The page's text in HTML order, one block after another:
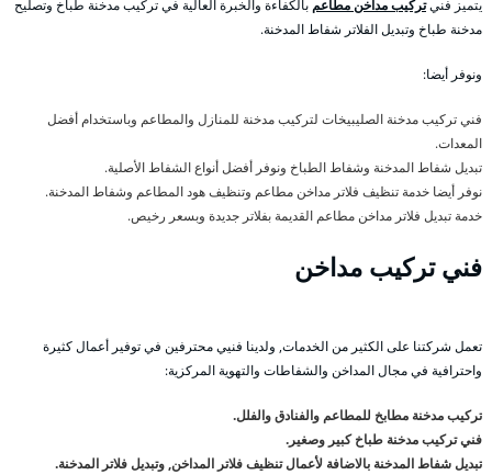
يتميز فنيتركيب مداخن مطاعم بالكفاءة والخبرة العالية في تركيب مدخنة طباخ وتصليح
مدخنة طباخ وتبديل الفلاتر شفاط المدخنة.
ونوفر أيضا:
فني تركيب مدخنة الصليبيخات لتركيب مدخنة للمنازل والمطاعم وباستخدام أفضل
المعدات.
تبديل شفاط المدخنة وشفاط الطباخ ونوفر أفضل أنواع الشفاط الأصلية.
نوفر أيضا خدمة تنظيف فلاتر مداخن مطاعم وتنظيف هود المطاعم وشفاط المدخنة.
خدمة تبديل فلاتر مداخن مطاعم القديمة بفلاتر جديدة وبسعر رخيص.
فني تركيب مداخن
تعمل شركتنا على الكثير من الخدمات, ولدينا فنيي محترفين في توفير أعمال كثيرة
واحترافية في مجال المداخن والشفاطات والتهوية المركزية:
تركيب مدخنة مطابخ للمطاعم والفنادق والفلل.
فني تركيب مدخنة طباخ كبير وصغير.
تبديل شفاط المدخنة بالاضافة لأعمال تنظيف فلاتر المداخن, وتبديل فلاتر المدخنة.